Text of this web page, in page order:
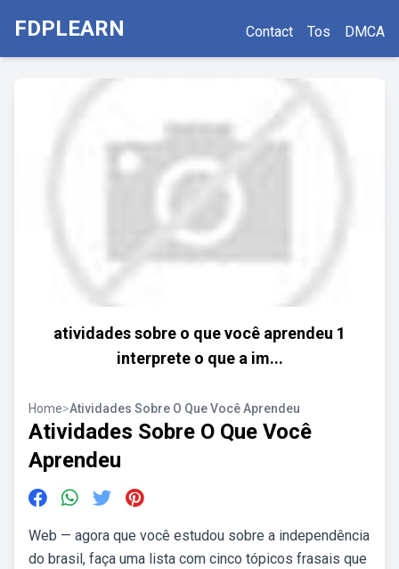
FDPLEARN Contact Tos DMCA
atividades sobre o que você aprendeu 1
interprete o que a im...
Home>Atividades Sobre O Que Você Aprendeu
Atividades Sobre O Que Você
Aprendeu
Web — agora que você estudou sobre a independência
do brasil, faça uma lista com cinco tópicos frasais que